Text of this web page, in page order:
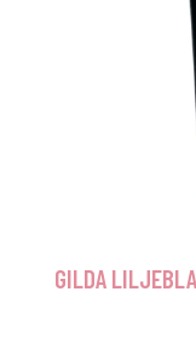
GILDA